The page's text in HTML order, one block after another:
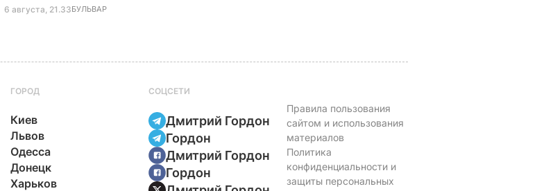
6 августа, 21.33БУЛЬВАР
ГОРОД
Киев
Львов
Одесса
Донецк
Харьков
СОЦСЕТИ
Дмитрий Гордон
Гордон
Дмитрий Гордон
Гордон
Правила пользования
сайтом и использования
материалов
Политика
конфиденциальности и
защиты персональных